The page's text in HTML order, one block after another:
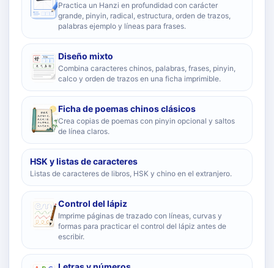
Practica un Hanzi en profundidad con carácter
grande, pinyin, radical, estructura, orden de trazos,
palabras ejemplo y líneas para frases.
Diseño mixto
Combina caracteres chinos, palabras, frases, pinyin,
calco y orden de trazos en una ficha imprimible.
Ficha de poemas chinos clásicos
Crea copias de poemas con pinyin opcional y saltos
de línea claros.
HSK y listas de caracteres
Listas de caracteres de libros, HSK y chino en el extranjero.
Control del lápiz
Imprime páginas de trazado con líneas, curvas y
formas para practicar el control del lápiz antes de
escribir.